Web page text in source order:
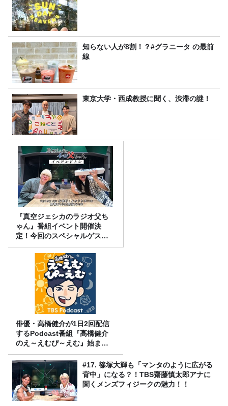
知らない人が8割！？#グラニータ の最前
線
東京大学・西成教授に聞く、渋滞の謎！
『真空ジェシカのラジオ父ち
ゃん』番組イベント開催決
定！今回のスペシャルゲスト
は、タカアンドトシ！
俳優・高橋健介が1日2回配信
するPodcast番組『高橋健介
のえ～えむぴ～えむ』始まり
ます
#17. 篠塚大輝も「マンタのように広がる
背中」になる？！TBS齋藤慎太郎アナに
聞くメンズフィジークの魅力！！